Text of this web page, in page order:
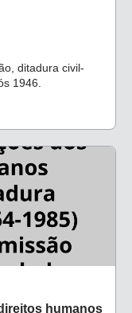
ditadura civil-
1946.
humanos